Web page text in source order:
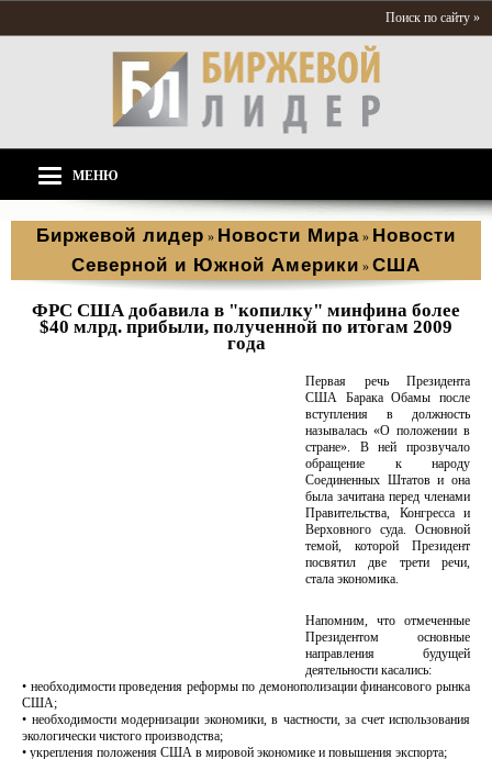
Поиск по сайту »
МЕНЮ
Биржевой лидер » Новости Мира » Новости
Северной и Южной Америки » США
ФРС США добавила в "копилку" минфина более
$40 млрд. прибыли, полученной по итогам 2009
года
Первая речь Президента
США Барака Обамы после
вступления в должность
называлась «О положении в
стране». В ней прозвучало
обращение к народу
Соединенных Штатов и она
была зачитана перед членами
Правительства, Конгресса и
Верховного суда. Основной
темой, которой Президент
посвятил две трети речи,
стала экономика.
Напомним, что отмеченные
Президентом основные
направления будущей
деятельности касались:
• необходимости проведения реформы по демонополизации финансового рынка
США;
• необходимости модернизации экономики, в частности, за счет использования
экологически чистого производства;
• укрепления положения США в мировой экономике и повышения экспорта;